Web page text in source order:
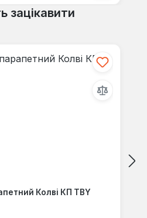
зацікавити
Колві КП TBY